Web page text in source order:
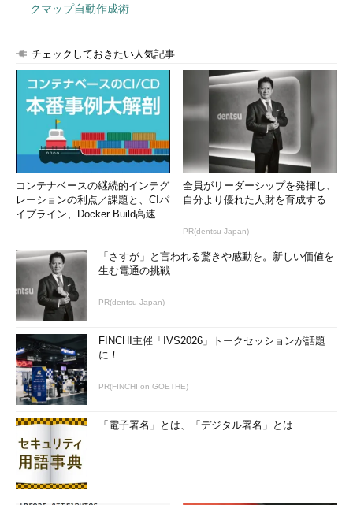
クマップ自動作成術
チェックしておきたい人気記事
コンテナベースの継続的インテグ
レーションの利点／課題と、CIパ
イプライン、Docker Build高速化
全員がリーダーシップを発揮し、
自分より優れた人財を育成する
PR(dentsu Japan)
「さすが」と言われる驚きや感動を。新しい価値を
生む電通の挑戦
PR(dentsu Japan)
FINCHI主催「IVS2026」トークセッションが話題
に！
PR(FINCHI on GOETHE)
「電子署名」とは、「デジタル署名」とは